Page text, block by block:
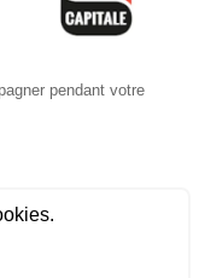
CGV-Politique de